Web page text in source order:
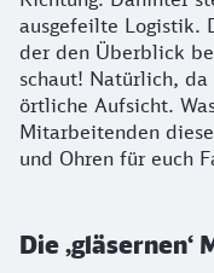
ausgefeilte Logistik.
der den Überblick
schaut! Natürlich,
örtliche Aufsicht.
Mitarbeitenden
und Ohren für euch
Die